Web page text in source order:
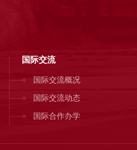
国际交流
国际交流概况
国际交流动态
国际合作办学